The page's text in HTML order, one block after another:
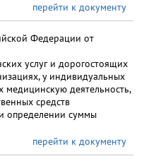
перейти к документу
Федерации от
услуг и дорогостоящих
у индивидуальных
деятельность,
средств
определении суммы
перейти к документу